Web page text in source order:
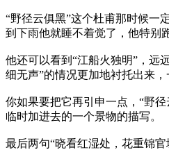
“野径云俱黑”这个杜甫那时候一
到下雨他就睡不着觉了，他特别
他还可以看到“江船火独明”，远
细无声”的情况更加地衬托出来
你如果要把它再引申一点，“野
临时加进去的一个景物的描写。
最后两句“晓看红湿处，花重锦